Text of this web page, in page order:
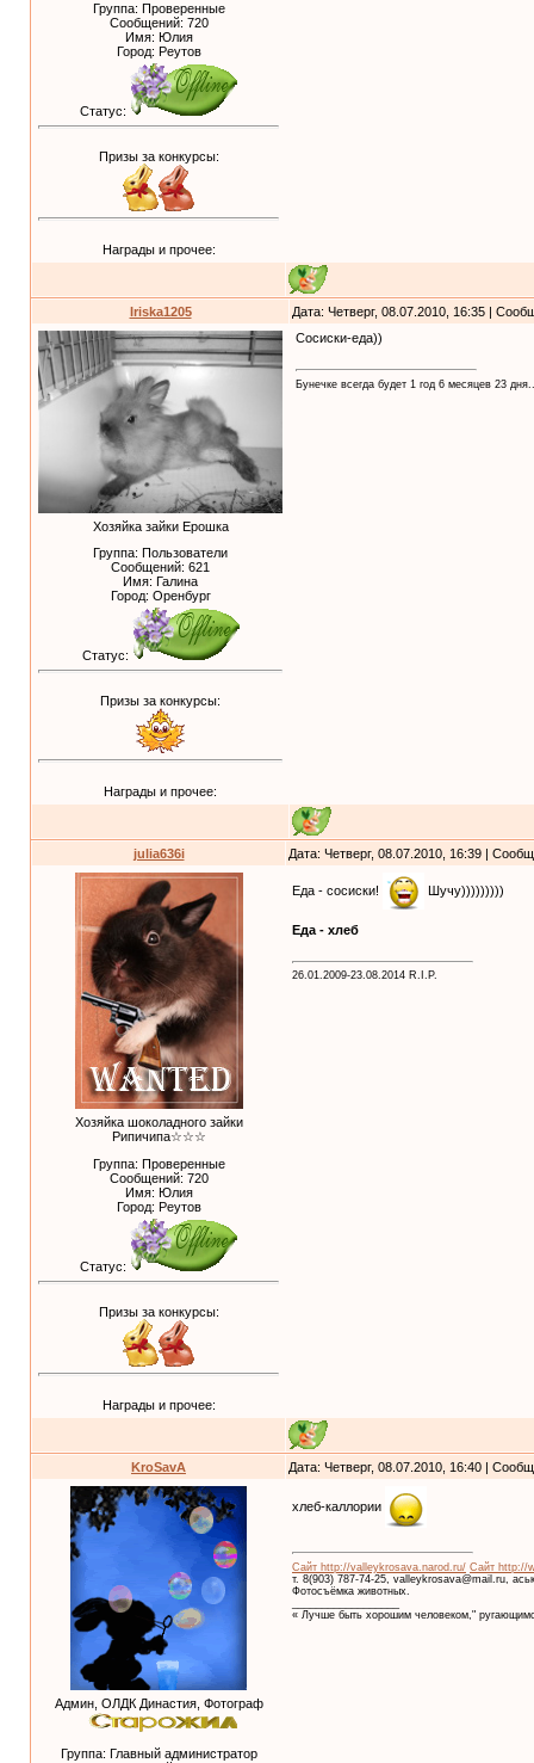
Группа: Проверенные
Сообщений: 720
Имя: Юлия
Город: Реутов
Статус:
Призы за конкурсы:
Награды и прочее:
Iriska1205 Дата: Четверг, 08.07.2010, 16:35 |
Хозяйка зайки Ерошка
Группа: Пользователи
Сообщений: 621
Имя: Галина
Город: Оренбург
Статус:
Призы за конкурсы:
Награды и прочее:
Сосиски-еда))
Бунечке всегда будет 1 год 6 месяцев 23
julia636i Дата: Четверг, 08.07.2010, 16:39 |
Хозяйка шоколадного зайки
Рипичипа☆☆☆
Группа: Проверенные
Сообщений: 720
Имя: Юлия
Город: Реутов
Статус:
Призы за конкурсы:
Награды и прочее:
Еда - сосиски! Шучу)))))))))
Еда - хлеб
26.01.2009-23.08.2014 R.I.P.
KroSavA Дата: Четверг, 08.07.2010, 16:40 |
Админ, ОЛДК Династия, Фотограф
Группа: Главный администратор
хлеб-каллории
Сайт http://valleykrosava.narod.ru/ Сайт http://
т. 8(903) 787-74-25, valleykrosava@mail.ru,
Фотосъёмка животных.
« Лучше быть хорошим человеком,"